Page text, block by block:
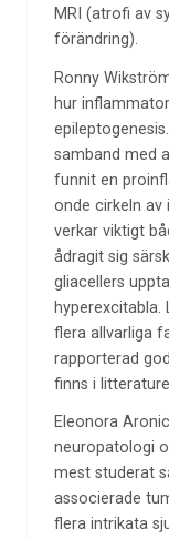
MRI (atrofi av
förändring).
Ronny
hur
samband med
funnit en
onde cirkeln
verkar viktigt
ådragit sig
gliacellers
hyperexcitabla.
flera allvarliga
rapporterad
finns i
Eleonora
neuropatologi
mest studerat
associerade
flera intrikata